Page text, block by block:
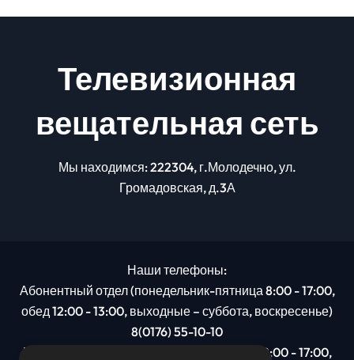
Телевизионная
вещательная сеть
Мы находимся: 222304, г.Молодечно, ул.
Громадовская, д.3А
Наши телефоны:
Абонентный отдел (понедельник-пятница 8:00 - 17:00,
обед 12:00 - 13:00, выходные – суббота, воскресенье)
8(0176) 55-10-10
Рекламный отдел (понедельник-пятница 8:00 - 17:00,